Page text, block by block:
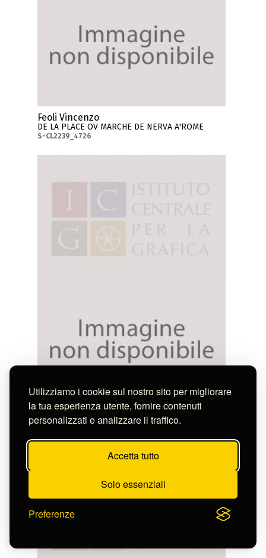
Utilizziamo i cookie sul nostro sito per migliorare
la tua esperienza utente, fornire contenuti
personalizzati e analizzare il traffico.
Accetta tutto
Solo essenziali
Preferenze
Feoli Vincenzo
DE LA PLACE OV MARCHE DE NERVA A'ROME
S-CL2239_4726
Feoli Vincenzo
DE LA PLACE OV MARCHE DE NERVA A'ROME